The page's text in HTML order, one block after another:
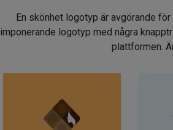
En skönhet logotyp är avgörande
imponerande logotyp med några
plattformen.